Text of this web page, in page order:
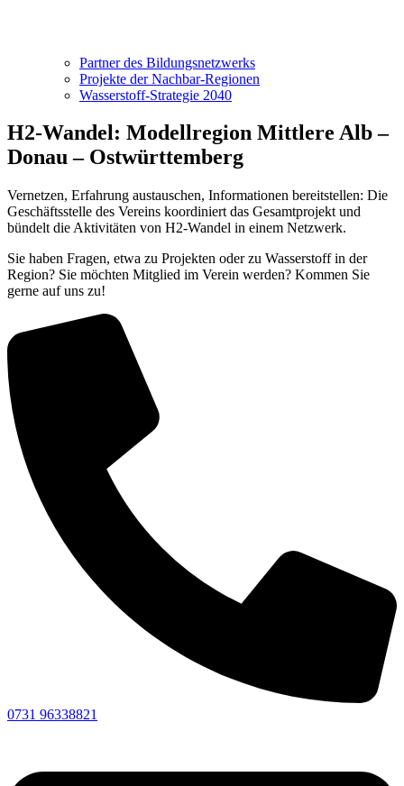
Partner des Bildungsnetzwerks
Projekte der Nachbar-Regionen
Wasserstoff-Strategie 2040
H2-Wandel: Modellregion Mittlere Alb –
Donau – Ostwürttemberg
Vernetzen, Erfahrung austauschen, Informationen bereitstellen: Die
Geschäftsstelle des Vereins koordiniert das Gesamtprojekt und
bündelt die Aktivitäten von H2-Wandel in einem Netzwerk.
Sie haben Fragen, etwa zu Projekten oder zu Wasserstoff in der
Region? Sie möchten Mitglied im Verein werden? Kommen Sie
gerne auf uns zu!
0731 96338821